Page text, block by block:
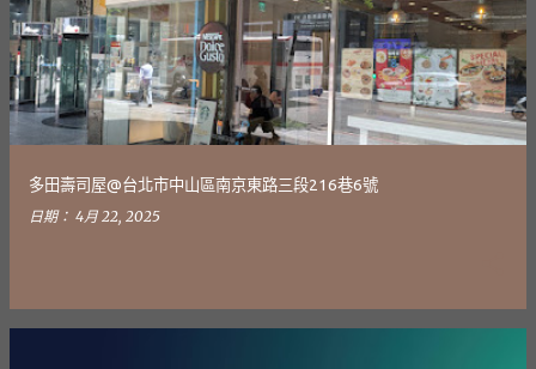
多田壽司屋@台北市中山區南京東路三段216巷6號
日期： 4月 22, 2025